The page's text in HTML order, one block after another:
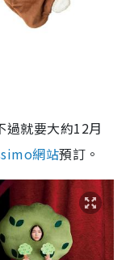
過就要大約12月
網站預訂。